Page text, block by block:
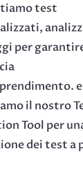
test
per
e
il nostro
Tool per
dei test a